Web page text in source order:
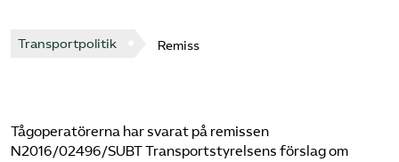
Mina sidor (almega.se)
Transportpolitik Remiss
Tågoperatörerna har svarat på remissen
N2016/02496/SUBT Transportstyrelsens förslag om